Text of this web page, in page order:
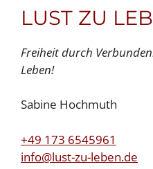
LUST ZU
Freiheit durch
Leben!
Sabine Hochmuth
+49 173 6545961
info@lust-zu-leben.de